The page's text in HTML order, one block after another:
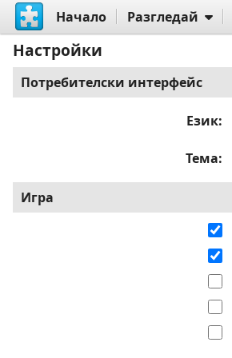
Начало Разгледай
Настройки
Потребителски интерфейс
Език
Тема
Игра